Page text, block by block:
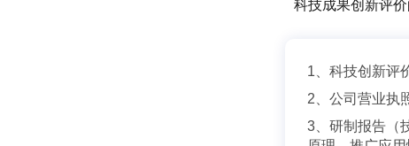
科技成果创新评
1、科技创新评
2、公司营业执
3、研制报告（